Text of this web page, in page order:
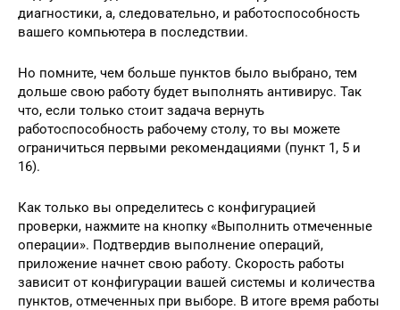
диагностики, а, следовательно, и работоспособность
вашего компьютера в последствии.
Но помните, чем больше пунктов было выбрано, тем
дольше свою работу будет выполнять антивирус. Так
что, если только стоит задача вернуть
работоспособность рабочему столу, то вы можете
ограничиться первыми рекомендациями (пункт 1, 5 и
16).
Как только вы определитесь с конфигурацией
проверки, нажмите на кнопку «Выполнить отмеченные
операции». Подтвердив выполнение операций,
приложение начнет свою работу. Скорость работы
зависит от конфигурации вашей системы и количества
пунктов, отмеченных при выборе. В итоге время работы